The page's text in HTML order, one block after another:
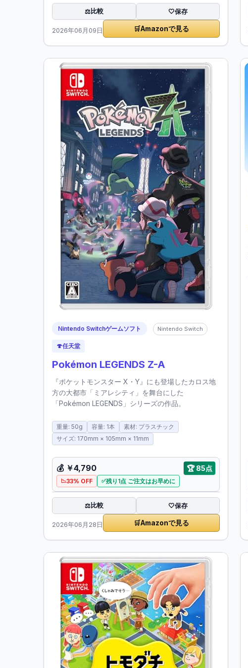
⚖️比較 🤍保存
2026年06月09日 🛒Amazonで見る
Nintendo Switchゲームソフト Nintendo Switch
🍄任天堂
Pokémon LEGENDS Z-A
『ポケットモンスター X・Y』にも登場したカロス地
方の大都市「ミアレシティ」を舞台にした
「Pokémon LEGENDS」シリーズの作品。
重量: 50g 容量: 1本
素材: プラスチック
サイズ: 170mm × 105mm × 11mm
💰 ￥4,790 🏆85点
33% OFF 残り1点 ご注文はお早めに
⚖️比較 🤍保存
2026年06月28日 🛒Amazonで見る